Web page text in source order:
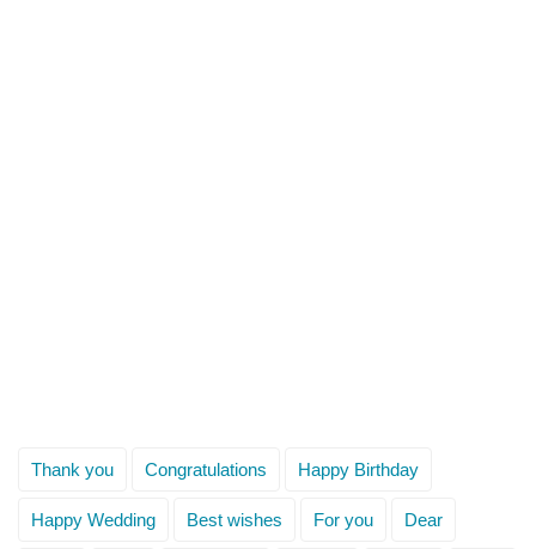
Thank you Congratulations Happy Birthday
Happy Wedding Best wishes For you Dear